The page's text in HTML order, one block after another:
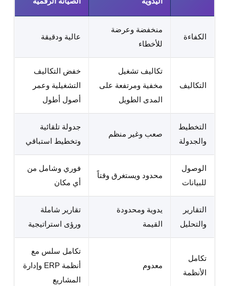
الكفاءة
منخفضة وعرضة
للأخطاء
عالية ودقيقة
التكاليف
تكاليف تشغيل
مخفية ومرتفعة على
المدى الطويل
خفض التكاليف
التشغيلية وعمر
أصول أطول
التخطيط
والجدولة
صعب وغير منظم
جدولة تلقائية
وتخطيط استباقي
الوصول
للبيانات
محدود ويستغرق وقتاً
فوري وشامل من
أي مكان
التقارير
والتحليل
يدوية ومحدودة
القيمة
تقارير شاملة
ورؤى استراتيجية
تكامل
الأنظمة
معدوم
تكامل سلس مع
أنظمة ERP وإدارة
المشاريع